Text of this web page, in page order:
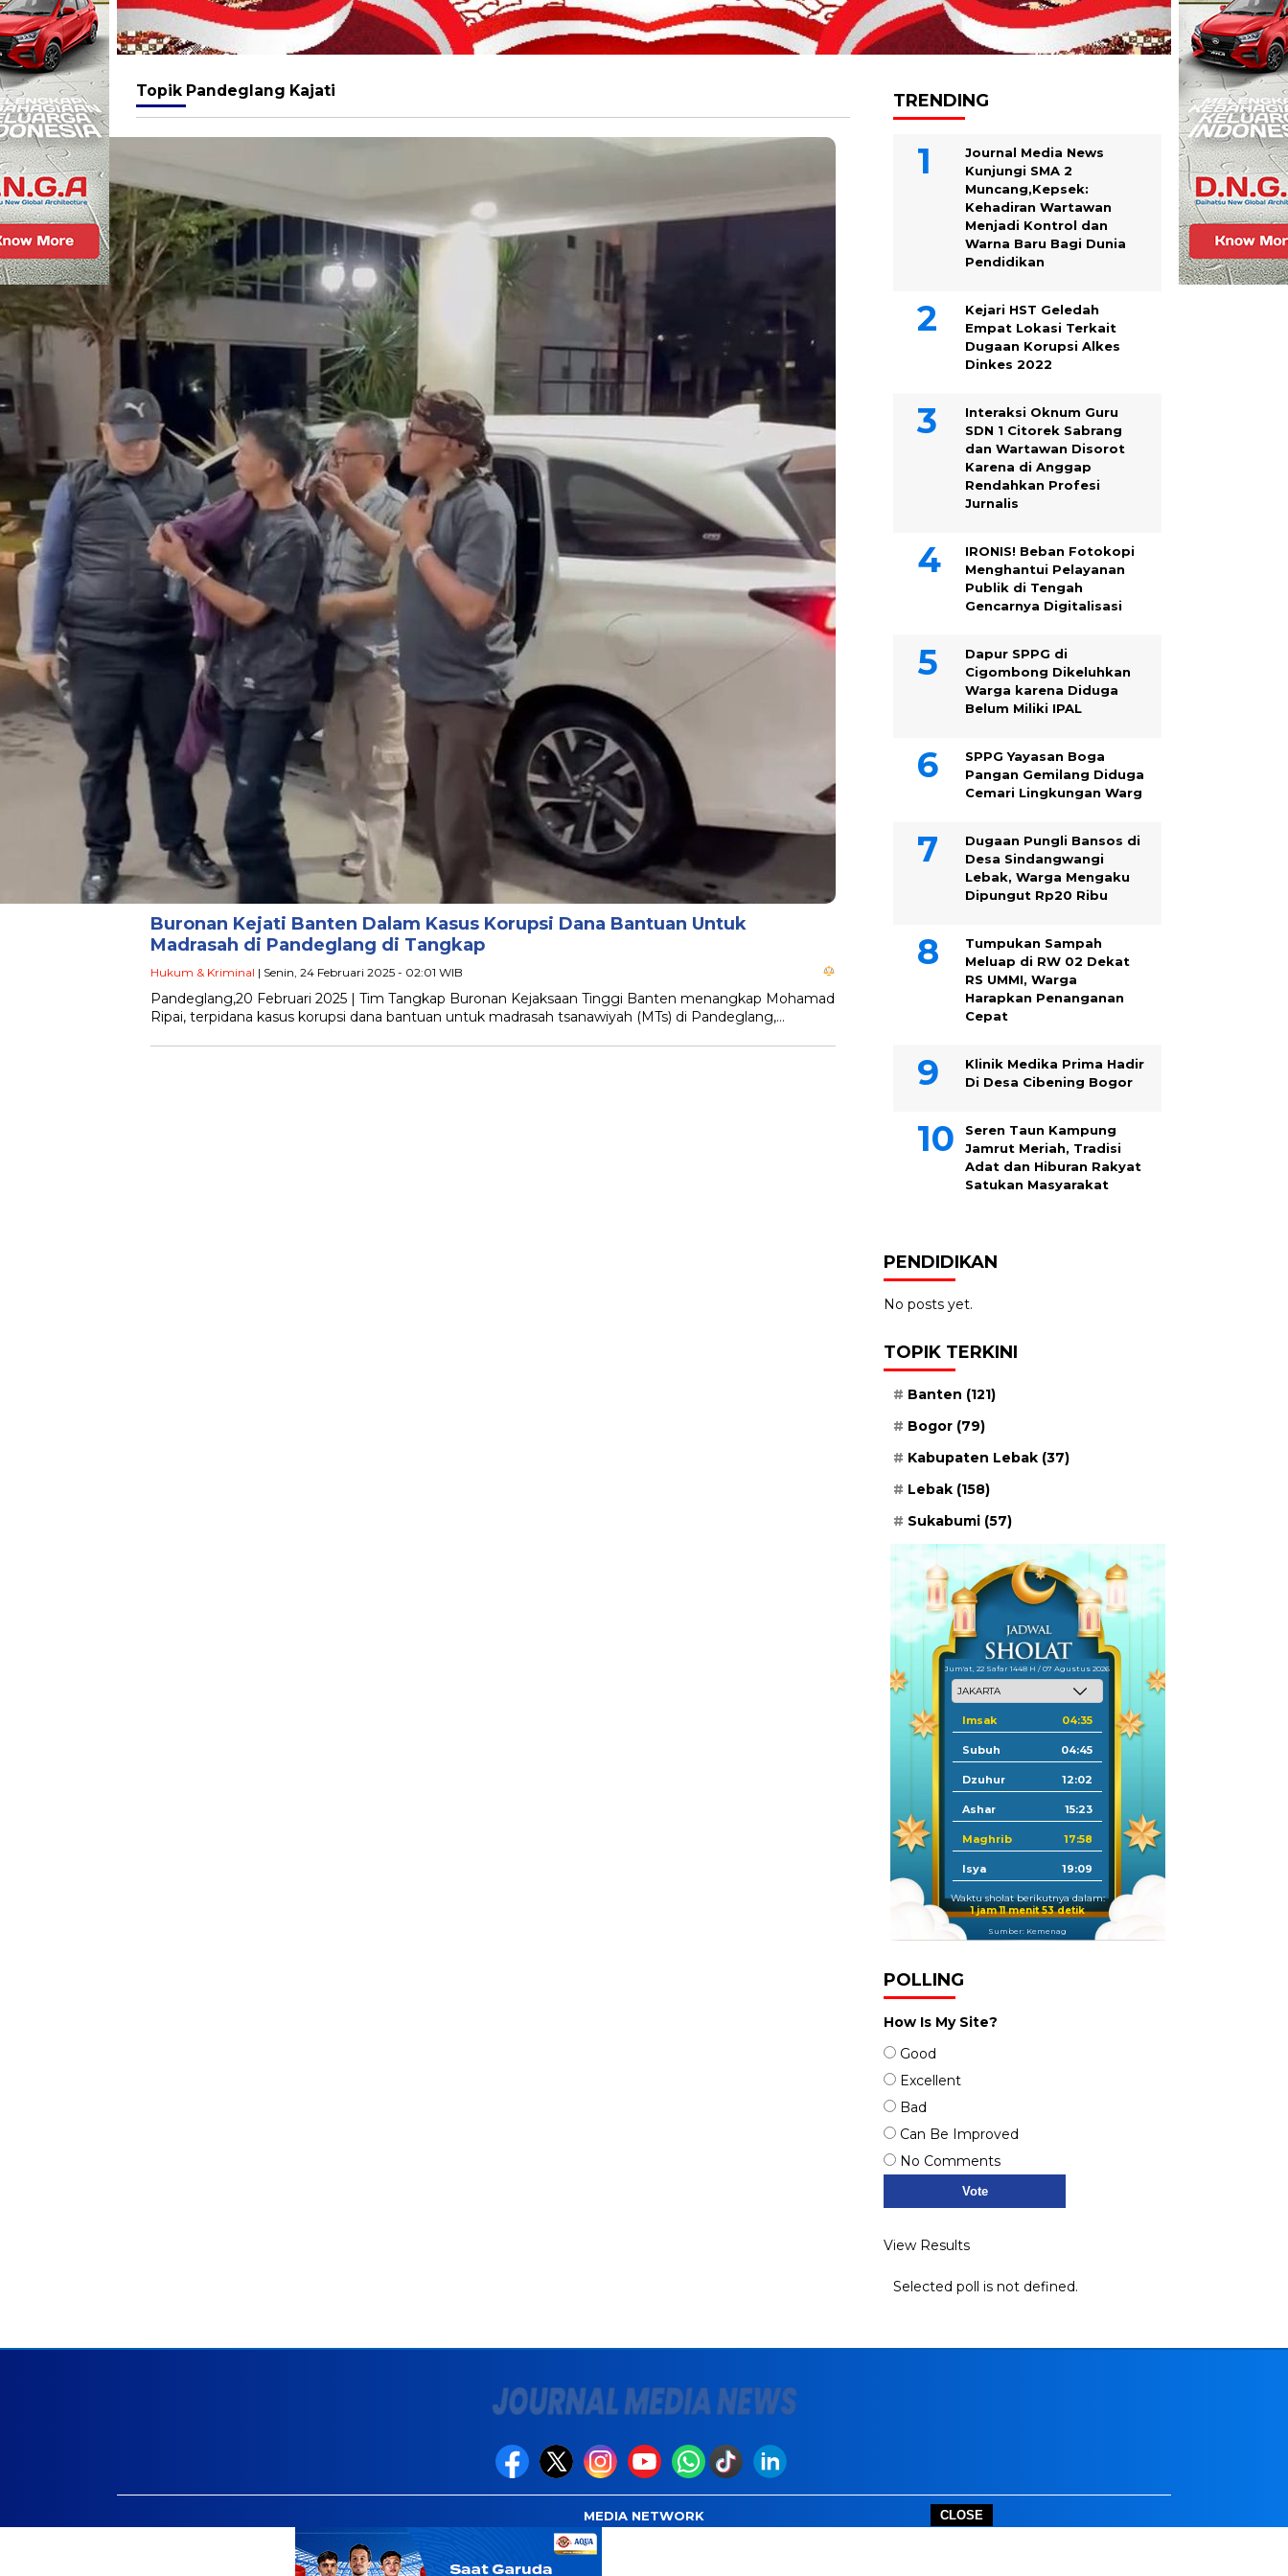
CLOSE
Topik Pandeglang Kajati
Buronan Kejati Banten Dalam Kasus Korupsi Dana Bantuan Untuk
Madrasah di Pandeglang di Tangkap
Hukum & Kriminal | Senin, 24 Februari 2025 - 02:01 WIB
Pandeglang,20 Februari 2025 | Tim Tangkap Buronan Kejaksaan Tinggi Banten menangkap Mohamad
Ripai, terpidana kasus korupsi dana bantuan untuk madrasah tsanawiyah (MTs) di Pandeglang,…
TRENDING
Journal Media News
Kunjungi SMA 2
Muncang,Kepsek:
Kehadiran Wartawan
Menjadi Kontrol dan
Warna Baru Bagi Dunia
Pendidikan
Kejari HST Geledah
Empat Lokasi Terkait
Dugaan Korupsi Alkes
Dinkes 2022
Interaksi Oknum Guru
SDN 1 Citorek Sabrang
dan Wartawan Disorot
Karena di Anggap
Rendahkan Profesi
Jurnalis
IRONIS! Beban Fotokopi
Menghantui Pelayanan
Publik di Tengah
Gencarnya Digitalisasi
Dapur SPPG di
Cigombong Dikeluhkan
Warga karena Diduga
Belum Miliki IPAL
SPPG Yayasan Boga
Pangan Gemilang Diduga
Cemari Lingkungan Warg
Dugaan Pungli Bansos di
Desa Sindangwangi
Lebak, Warga Mengaku
Dipungut Rp20 Ribu
Tumpukan Sampah
Meluap di RW 02 Dekat
RS UMMI, Warga
Harapkan Penanganan
Cepat
Klinik Medika Prima Hadir
Di Desa Cibening Bogor
Seren Taun Kampung
Jamrut Meriah, Tradisi
Adat dan Hiburan Rakyat
Satukan Masyarakat
PENDIDIKAN
No posts yet.
TOPIK TERKINI
Banten (121)
Bogor (79)
Kabupaten Lebak (37)
Lebak (158)
Sukabumi (57)
Jum'at, 22 Safar 1448 H / 07 Agustus 2026
Imsak 04:35
Subuh 04:45
Dzuhur 12:02
Ashar 15:23
Maghrib 17:58
Isya 19:09
Waktu sholat berikutnya dalam:
1 jam 11 menit 52 detik
Sumber: Kemenag
POLLING
How Is My Site?
Good
Excellent
Bad
Can Be Improved
No Comments
View Results
Selected poll is not defined.
MEDIA NETWORK
Facebook.com
Instagram.com Whatsapp.com